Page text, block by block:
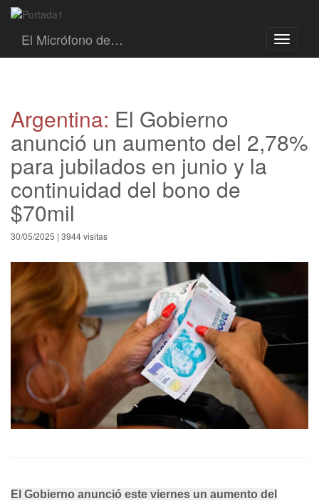
Toggle
El Micrófono de…
Argentina: El Gobierno
anunció un aumento del 2,78%
para jubilados en junio y la
continuidad del bono de
$70mil
30/05/2025 | 3944 visitas
El Gobierno anunció este viernes un aumento del